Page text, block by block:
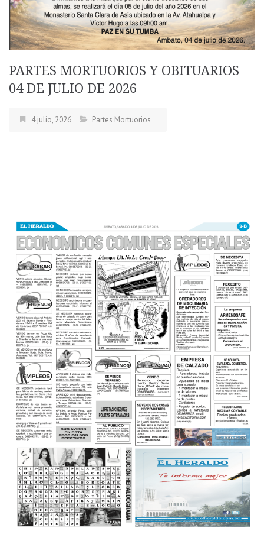
PARTES MORTUORIOS Y OBITUARIOS
04 DE JULIO DE 2026
4 julio, 2026 Partes Mortuorios